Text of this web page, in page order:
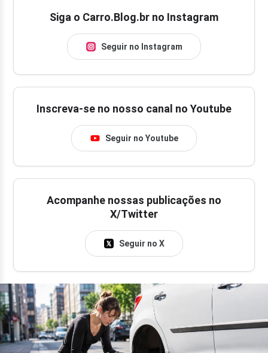
Siga o Carro.Blog.br no Instagram
Seguir no Instagram
Inscreva-se no nosso canal no Youtube
Seguir no Youtube
Acompanhe nossas publicações no
X/Twitter
Seguir no X